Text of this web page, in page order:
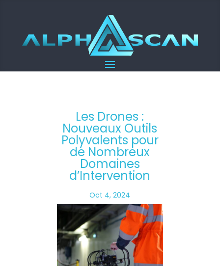
Les Drones :
Nouveaux Outils
Polyvalents pour
de Nombreux
Domaines
d’Intervention
Oct 4, 2024